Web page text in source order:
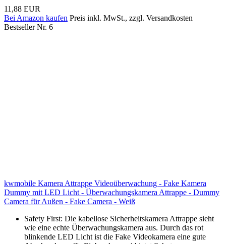
11,88 EUR
Bei Amazon kaufen Preis inkl. MwSt., zzgl. Versandkosten
Bestseller Nr. 6
kwmobile Kamera Attrappe Videoüberwachung - Fake Kamera
Dummy mit LED Licht - Überwachungskamera Attrappe - Dummy
Camera für Außen - Fake Camera - Weiß
Safety First: Die kabellose Sicherheitskamera Attrappe sieht
wie eine echte Überwachungskamera aus. Durch das rot
blinkende LED Licht ist die Fake Videokamera eine gute